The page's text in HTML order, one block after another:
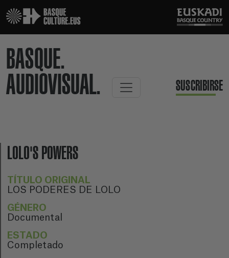
BASQUE.
AUDIOVISUAL.
SUSCRIBIRSE
LOLO'S POWERS
TÍTULO ORIGINAL
LOS PODERES DE LOLO
GÉNERO
Documental
ESTADO
Completado